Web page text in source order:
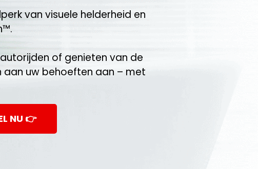
van visuele helderheid en
of genieten van de
aan uw behoeften aan – met
NU 👉